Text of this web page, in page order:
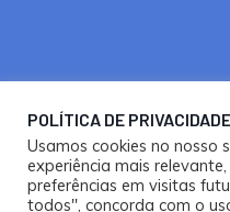
Ericeira Market ®.
Design porHappy
POLÍTICA DE
Usamos cookies no nosso
experiência mais
preferências em visitas
todos", concorda com o